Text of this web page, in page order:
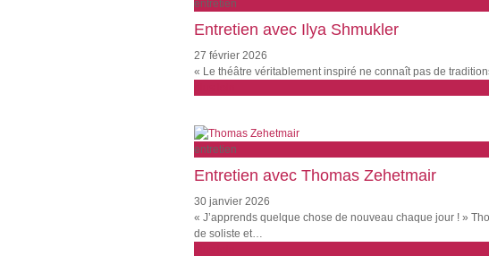
entretien
Entretien avec Ilya Shmukler
27 février 2026
« Le théâtre véritablement inspiré ne connaît pas de
entretien
Entretien avec Thomas Zehetmair
30 janvier 2026
« J’apprends quelque chose de nouveau chaque jour ! »
de soliste et…